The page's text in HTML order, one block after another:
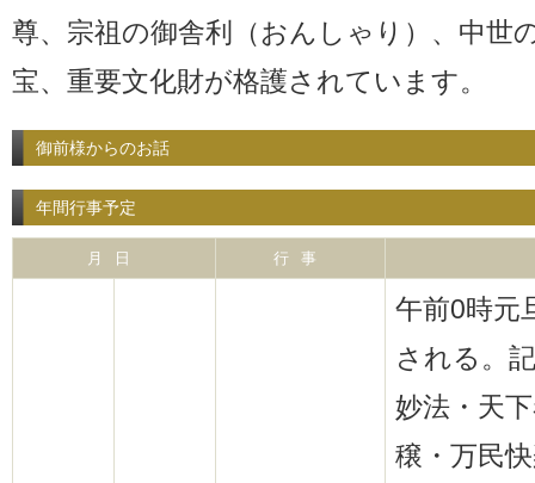
尊、宗祖の御舎利（おんしゃり）、中世
宝、重要文化財が格護されています。
御前様からのお話
年間行事予定
月日 行事
午前0時元
される。
妙法・天
穣・万民